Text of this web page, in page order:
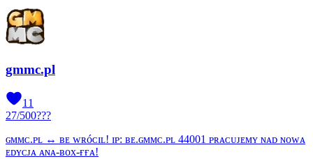
gmmc.pl
11
27/500???
ɢᴍᴍᴄ.ᴘʟ ↔ ʙᴇ ᴡʀóᴄɪʟ! ɪᴘ: ʙᴇ.ɢᴍᴍᴄ.ᴘʟ 44001 ᴘʀᴀᴄᴜᴊᴇᴍʏ ɴᴀᴅ ɴᴏᴡᴀ
ᴇᴅʏᴄᴊᴀ ᴀɴᴀ-ʙᴏx-ғғᴀ!